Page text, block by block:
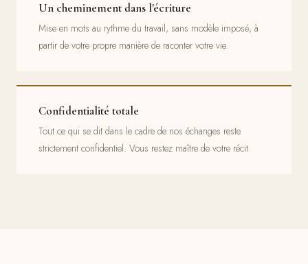
Un cheminement dans l'écriture
Mise en mots au rythme du travail, sans modèle imposé, à
partir de votre propre manière de raconter votre vie.
Confidentialité totale
Tout ce qui se dit dans le cadre de nos échanges reste
strictement confidentiel. Vous restez maître de votre récit.